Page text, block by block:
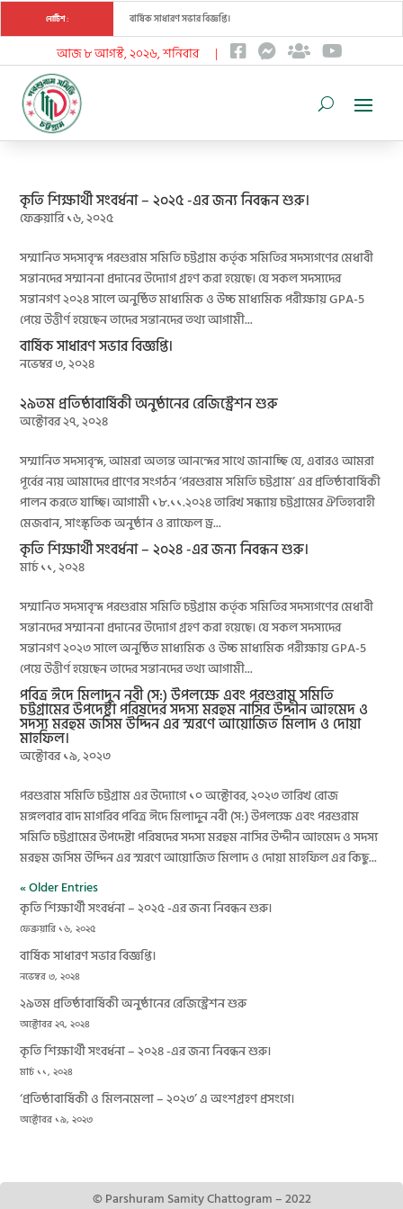
নোটিশ : বার্ষিক সাধারণ সভার বিজ্ঞপ্তি।
আজ ৮ আগস্ট, ২০২৬, শনিবার |
কৃতি শিক্ষার্থী সংবর্ধনা – ২০২৫ -এর জন্য নিবন্ধন শুরু।
ফেব্রুয়ারি ১৬, ২০২৫
সম্মানিত সদস্যবৃন্দ পরশুরাম সমিতি চট্টগ্রাম কর্তৃক সমিতির সদস্যগণের মেধাবী
সন্তানদের সম্মাননা প্রদানের উদ্যোগ গ্রহণ করা হয়েছে। যে সকল সদস্যদের
সন্তানগণ ২০২৪ সালে অনুষ্ঠিত মাধ্যমিক ও উচ্চ মাধ্যমিক পরীক্ষায় GPA-5
পেয়ে উত্তীর্ণ হয়েছেন তাদের সন্তানদের তথ্য আগামী...
বার্ষিক সাধারণ সভার বিজ্ঞপ্তি।
নভেম্বর ৩, ২০২৪
২৯তম প্রতিষ্ঠাবার্ষিকী অনুষ্ঠানের রেজিস্ট্রেশন শুরু
অক্টোবর ২৭, ২০২৪
সম্মানিত সদস্যবৃন্দ, আমরা অত্যন্ত আনন্দের সাথে জানাচ্ছি যে, এবারও আমরা
পূর্বের ন্যয় আমাদের প্রাণের সংগঠন ‘পরশুরাম সমিতি চট্টগ্রাম’ এর প্রতিষ্ঠাবার্ষিকী
পালন করতে যাচ্ছি। আগামী ১৮.১১.২০২৪ তারিখ সন্ধ্যায় চট্টগ্রামের ঐতিহ্যবাহী
মেজবান, সাংস্কৃতিক অনুষ্ঠান ও র‌্যাফেল ড্র...
কৃতি শিক্ষার্থী সংবর্ধনা – ২০২৪ -এর জন্য নিবন্ধন শুরু।
মার্চ ১১, ২০২৪
সম্মানিত সদস্যবৃন্দ পরশুরাম সমিতি চট্টগ্রাম কর্তৃক সমিতির সদস্যগণের মেধাবী
সন্তানদের সম্মাননা প্রদানের উদ্যোগ গ্রহণ করা হয়েছে। যে সকল সদস্যদের
সন্তানগণ ২০২৩ সালে অনুষ্ঠিত মাধ্যমিক ও উচ্চ মাধ্যমিক পরীক্ষায় GPA-5
পেয়ে উত্তীর্ণ হয়েছেন তাদের সন্তানদের তথ্য আগামী...
পবিত্র ঈদে মিলাদুন নবী (স:) উপলক্ষে এবং পরশুরাম সমিতি
চট্টগ্রামের উপদেষ্টা পরিষদের সদস্য মরহুম নাসির উদ্দীন আহমেদ ও
সদস্য মরহুম জসিম উদ্দিন এর স্মরণে আয়োজিত মিলাদ ও দোয়া
মাহফিল।
অক্টোবর ১৯, ২০২৩
পরশুরাম সমিতি চট্টগ্রাম এর উদ্যোগে ১০ অক্টোবর, ২০২৩ তারিখ রোজ
মঙ্গলবার বাদ মাগরিব পবিত্র ঈদে মিলাদুন নবী (স:) উপলক্ষে এবং পরশুরাম
সমিতি চট্টগ্রামের উপদেষ্টা পরিষদের সদস্য মরহুম নাসির উদ্দীন আহমেদ ও সদস্য
মরহুম জসিম উদ্দিন এর স্মরণে আয়োজিত মিলাদ ও দোয়া মাহফিল এর কিছু...
« Older Entries
কৃতি শিক্ষার্থী সংবর্ধনা – ২০২৫ -এর জন্য নিবন্ধন শুরু।
ফেব্রুয়ারি ১৬, ২০২৫
বার্ষিক সাধারণ সভার বিজ্ঞপ্তি।
নভেম্বর ৩, ২০২৪
২৯তম প্রতিষ্ঠাবার্ষিকী অনুষ্ঠানের রেজিস্ট্রেশন শুরু
অক্টোবর ২৭, ২০২৪
কৃতি শিক্ষার্থী সংবর্ধনা – ২০২৪ -এর জন্য নিবন্ধন শুরু।
মার্চ ১১, ২০২৪
‘প্রতিষ্ঠাবার্ষিকী ও মিলনমেলা – ২০২৩’ এ অংশগ্রহণ প্রসংগে।
অক্টোবর ১৯, ২০২৩
© Parshuram Samity Chattogram – 2022